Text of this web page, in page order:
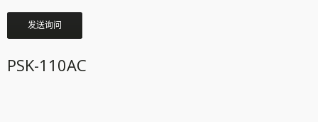
发送询问
PSK-110AC